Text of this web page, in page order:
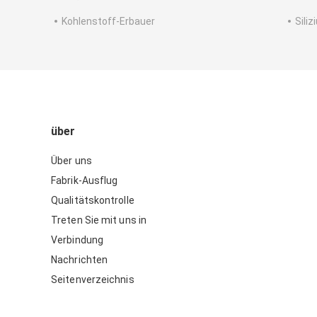
Kohlenstoff-Erbauer
über
Über uns
Fabrik-Ausflug
Qualitätskontrolle
Treten Sie mit uns in
Verbindung
Nachrichten
Seitenverzeichnis